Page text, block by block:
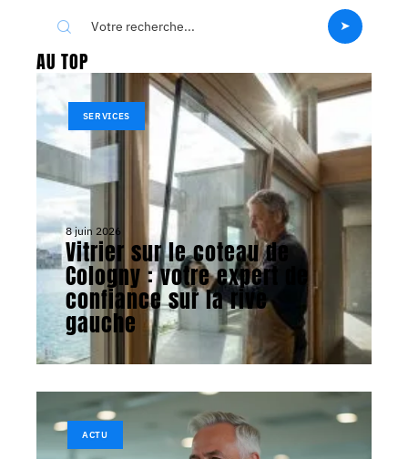
AU TOP
SERVICES
8 juin 2026
Vitrier sur le coteau de
Cologny : votre expert de
confiance sur la rive
gauche
ACTU